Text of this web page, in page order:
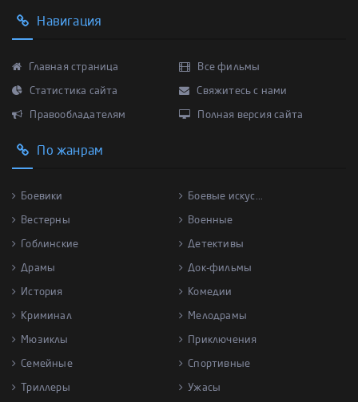
Навигация
Главная страница Все фильмы
Статистика сайта Свяжитесь с нами
Правообладателям Полная версия сайта
По жанрам
Боевики Боевые искус...
Вестерны Военные
Гоблинские Детективы
Драмы Док-фильмы
История Комедии
Криминал Мелодрамы
Мюзиклы Приключения
Семейные Спортивные
Триллеры Ужасы